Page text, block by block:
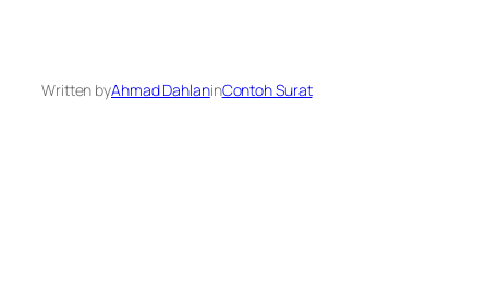
Written byAhmad DahlaninContoh Surat